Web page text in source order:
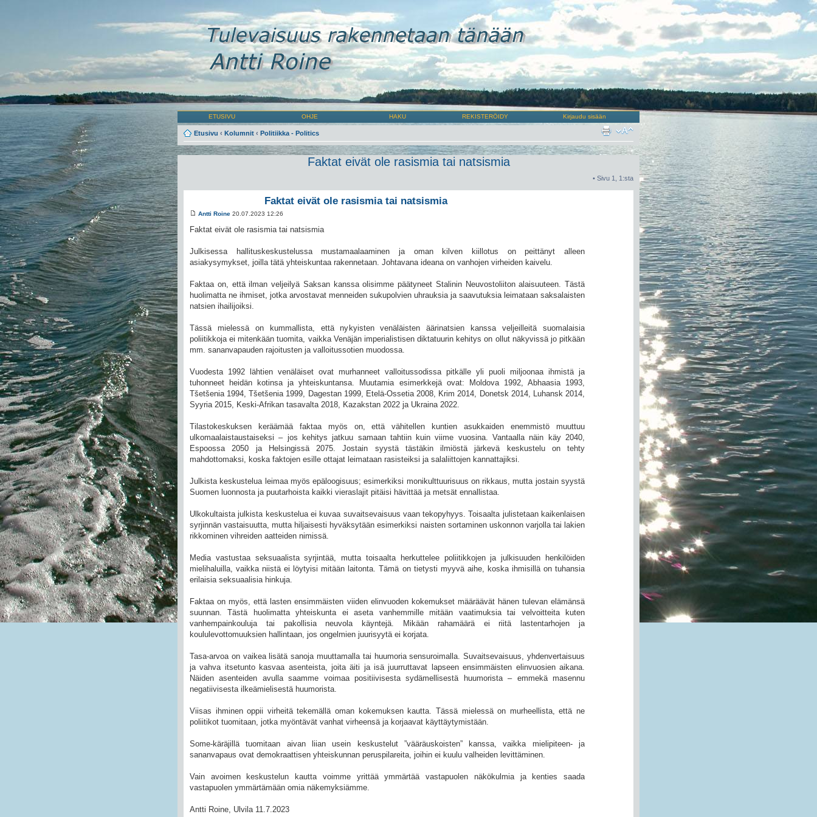
ETUSIVU OHJE HAKU REKISTERÖIDY Kirjaudu sisään
Etusivu ‹ Kolumnit ‹ Politiikka - Politics
Faktat eivät ole rasismia tai natsismia
• Sivu 1 1 :sta
Faktat eivät ole rasismia tai natsismia
Antti Roine 20.07.2023 12:26
Faktat eivät ole rasismia tai natsismia
Julkisessa hallituskeskustelussa mustamaalaaminen ja oman kilven kiillotus on peittänyt alleen
asiakysymykset, joilla tätä yhteiskuntaa rakennetaan. Johtavana ideana on vanhojen virheiden kaivelu.
Faktaa on, että ilman veljeilyä Saksan kanssa olisimme päätyneet Stalinin Neuvostoliiton alaisuuteen. Tästä
huolimatta ne ihmiset, jotka arvostavat menneiden sukupolvien uhrauksia ja saavutuksia leimataan saksalaisten
natsien ihailijoiksi.
Tässä mielessä on kummallista, että nykyisten venäläisten äärinatsien kanssa veljeilleitä suomalaisia
poliitikkoja ei mitenkään tuomita, vaikka Venäjän imperialistisen diktatuurin kehitys on ollut näkyvissä jo pitkään
mm. sananvapauden rajoitusten ja valloitussotien muodossa.
Vuodesta 1992 lähtien venäläiset ovat murhanneet valloitussodissa pitkälle yli puoli miljoonaa ihmistä ja
tuhonneet heidän kotinsa ja yhteiskuntansa. Muutamia esimerkkejä ovat: Moldova 1992, Abhaasia 1993,
Tšetšenia 1994, Tšetšenia 1999, Dagestan 1999, Etelä-Ossetia 2008, Krim 2014, Donetsk 2014, Luhansk 2014,
Syyria 2015, Keski-Afrikan tasavalta 2018, Kazakstan 2022 ja Ukraina 2022.
Tilastokeskuksen keräämää faktaa myös on, että vähitellen kuntien asukkaiden enemmistö muuttuu
ulkomaalaistaustaiseksi – jos kehitys jatkuu samaan tahtiin kuin viime vuosina. Vantaalla näin käy 2040,
Espoossa 2050 ja Helsingissä 2075. Jostain syystä tästäkin ilmiöstä järkevä keskustelu on tehty
mahdottomaksi, koska faktojen esille ottajat leimataan rasisteiksi ja salaliittojen kannattajiksi.
Julkista keskustelua leimaa myös epäloogisuus; esimerkiksi monikulttuurisuus on rikkaus, mutta jostain syystä
Suomen luonnosta ja puutarhoista kaikki vieraslajit pitäisi hävittää ja metsät ennallistaa.
Ulkokultaista julkista keskustelua ei kuvaa suvaitsevaisuus vaan tekopyhyys. Toisaalta julistetaan kaikenlaisen
syrjinnän vastaisuutta, mutta hiljaisesti hyväksytään esimerkiksi naisten sortaminen uskonnon varjolla tai lakien
rikkominen vihreiden aatteiden nimissä.
Media vastustaa seksuaalista syrjintää, mutta toisaalta herkuttelee poliitikkojen ja julkisuuden henkilöiden
mielihaluilla, vaikka niistä ei löytyisi mitään laitonta. Tämä on tietysti myyvä aihe, koska ihmisillä on tuhansia
erilaisia seksuaalisia hinkuja.
Faktaa on myös, että lasten ensimmäisten viiden elinvuoden kokemukset määräävät hänen tulevan elämänsä
suunnan. Tästä huolimatta yhteiskunta ei aseta vanhemmille mitään vaatimuksia tai velvoitteita kuten
vanhempainkouluja tai pakollisia neuvola käyntejä. Mikään rahamäärä ei riitä lastentarhojen ja
koululevottomuuksien hallintaan, jos ongelmien juurisyytä ei korjata.
Tasa-arvoa on vaikea lisätä sanoja muuttamalla tai huumoria sensuroimalla. Suvaitsevaisuus, yhdenvertaisuus
ja vahva itsetunto kasvaa asenteista, joita äiti ja isä juurruttavat lapseen ensimmäisten elinvuosien aikana.
Näiden asenteiden avulla saamme voimaa positiivisesta sydämellisestä huumorista – emmekä masennu
negatiivisesta ilkeämielisestä huumorista.
Viisas ihminen oppii virheitä tekemällä oman kokemuksen kautta. Tässä mielessä on murheellista, että ne
poliitikot tuomitaan, jotka myöntävät vanhat virheensä ja korjaavat käyttäytymistään.
Some-käräjillä tuomitaan aivan liian usein keskustelut ”vääräuskoisten” kanssa, vaikka mielipiteen- ja
sananvapaus ovat demokraattisen yhteiskunnan peruspilareita, joihin ei kuulu valheiden levittäminen.
Vain avoimen keskustelun kautta voimme yrittää ymmärtää vastapuolen näkökulmia ja kenties saada
vastapuolen ymmärtämään omia näkemyksiämme.
Antti Roine, Ulvila 11.7.2023